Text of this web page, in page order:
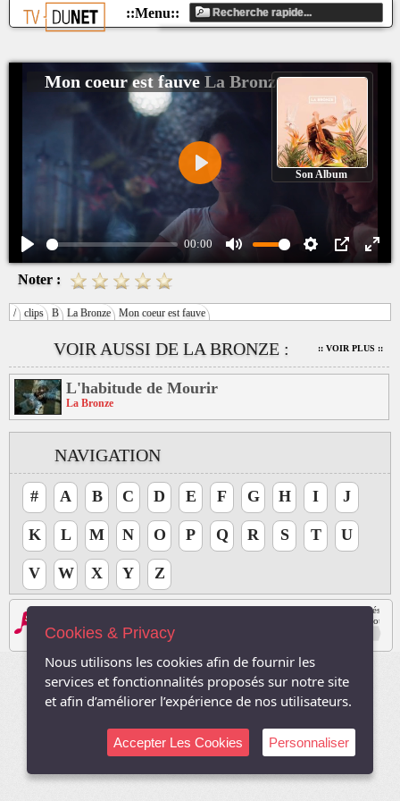
Play
00:00
Mute Settings
PIP
Play
Mon coeur est fauve La Bronze
Son Album
/ clips B La Bronze Mon coeur est fauve
VOIR AUSSI DE LA BRONZE : :: VOIR PLUS ::
L'habitude de Mourir
La Bronze
NAVIGATION
# A B C D E F G H I J
K L M N O P Q R S T U
V W X Y Z
Noter :
Les logos, Media , marques, et iconographies relatifs à toutes autres sociétés,
Le site respecte le droit d'auteur. Tous les droits des auteurs des oeuvres
Sauf autorisation, toute utilisation des oeuvres autres que la reproduction et la
2003-2026, TVDuNet.com -
Cookies & Privacy
Nous utilisons les cookies afin de fournir les
services et fonctionnalités proposés sur notre site
et afin d’améliorer l’expérience de nos utilisateurs.
Accepter Les Cookies Personnaliser